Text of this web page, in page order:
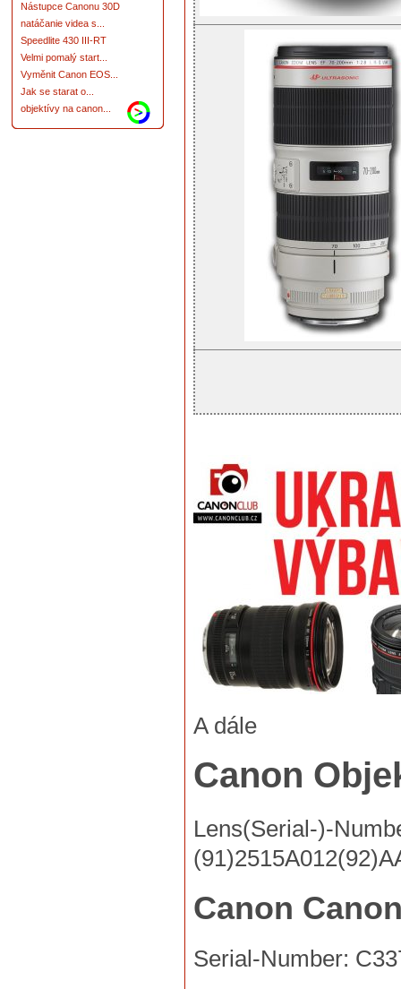
Nástupce Canonu 30D
natáčanie videa s...
Speedlite 430 III-RT
Velmi pomalý start...
Vyměnit Canon EOS...
Jak se starat o...
objektívy na canon...
A dále
Canon
Lens(Serial-)-
Canon
Serial-Number: